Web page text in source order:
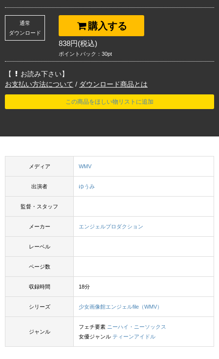
購入する
通常
ダウンロード
838円(税込)
ポイントバック：30pt
【
お読み下さい】
お支払い方法について / ダウンロード商品とは
この商品をほしい物リストに追加
メディア WMV
出演者 ゆうみ
監督・スタッフ
メーカー エンジェルプロダクション
レーベル
ページ数
収録時間 18分
シリーズ 少女画像館エンジェルfile（WMV）
ジャンル
フェチ要素 ニーハイ・ニーソックス
女優ジャンル ティーンアイドル